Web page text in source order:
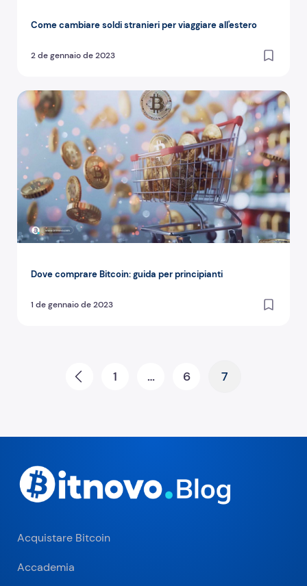
Come cambiare soldi stranieri per viaggiare all'estero
2 de gennaio de 2023
Dove comprare Bitcoin: guida per principianti
1 de gennaio de 2023
Dove comprare Bitcoin: guida per principianti
Paginazione degli articoli
Prev 1 … 6 7
Acquistare Bitcoin
Accademia